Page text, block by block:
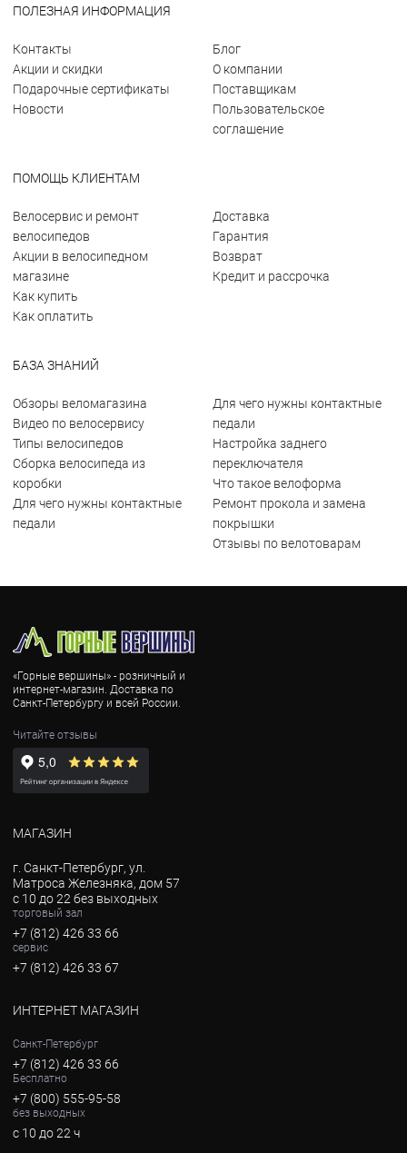
ПОЛЕЗНАЯ ИНФОРМАЦИЯ
Контакты
Акции и скидки
Подарочные сертификаты
Новости
Блог
О компании
Поставщикам
Пользовательское
соглашение
ПОМОЩЬ КЛИЕНТАМ
Велосервис и ремонт
велосипедов
Акции в велосипедном
магазине
Как купить
Как оплатить
Доставка
Гарантия
Возврат
Кредит и рассрочка
БАЗА ЗНАНИЙ
Обзоры веломагазина
Видео по велосервису
Типы велосипедов
Сборка велосипеда из
коробки
Для чего нужны контактные
педали
Для чего нужны контактные
педали
Настройка заднего
переключателя
Что такое велоформа
Ремонт прокола и замена
покрышки
Отзывы по велотоварам
«Горные вершины» - розничный и
интернет-магазин. Доставка по
Санкт-Петербургу и всей России.
Читайте отзывы
МАГАЗИН
г. Санкт-Петербург, ул.
Матроса Железняка, дом 57
с 10 до 22 без выходных
торговый зал
+7 (812) 426 33 66
сервис
+7 (812) 426 33 67
ИНТЕРНЕТ МАГАЗИН
Санкт-Петербург
+7 (812) 426 33 66
Бесплатно
+7 (800) 555-95-58
без выходных
с 10 до 22 ч